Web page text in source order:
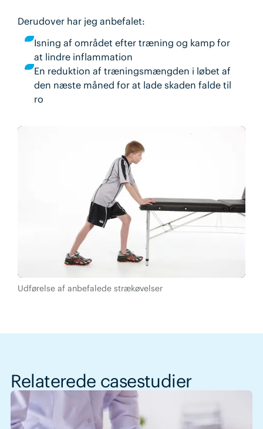
Derudover har jeg anbefalet:
Isning af området efter træning og kamp for
at lindre inflammation
En reduktion af træningsmængden i løbet af
den næste måned for at lade skaden falde til
ro
Udførelse af anbefalede strækøvelser
Relaterede casestudier